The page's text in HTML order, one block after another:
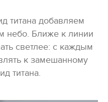
титана добавляем
небо. Ближе к линии
светлее: с каждым
к замешанному
титана.